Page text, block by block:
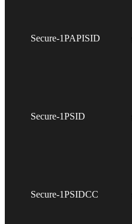
Secure-1PAPISID
Secure-1PSID
Secure-1PSIDCC